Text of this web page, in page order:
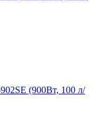
(900Вт, 100 л/